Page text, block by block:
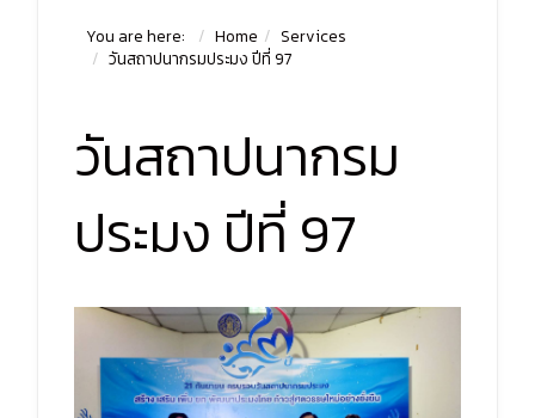
You are here: Home
Services
วันสถาปนากรมประมง ปีที่ 97
วันสถาปนากรม
ประมง ปีที่ 97